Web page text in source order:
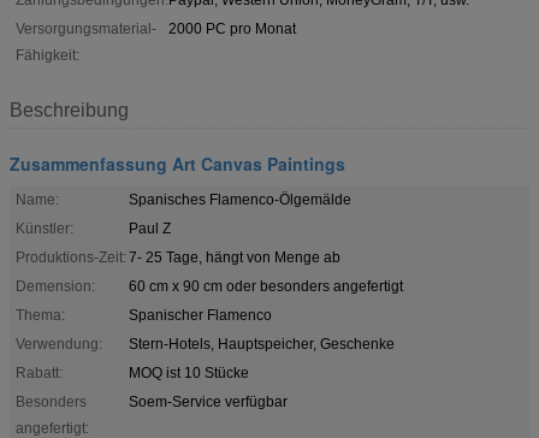
Versorgungsmaterial-
Fähigkeit:
2000 PC pro Monat
Beschreibung
Zusammenfassung Art Canvas Paintings
Name:
Spanisches Flamenco-Ölgemälde
Künstler:
Paul Z
Produktions-Zeit: 7- 25 Tage, hängt von Menge ab
Demension:
60 cm x 90 cm oder besonders angefertigt
Thema:
Spanischer Flamenco
Verwendung:
Stern-Hotels, Hauptspeicher, Geschenke
Rabatt:
MOQ ist 10 Stücke
Besonders
angefertigt:
Soem-Service verfügbar